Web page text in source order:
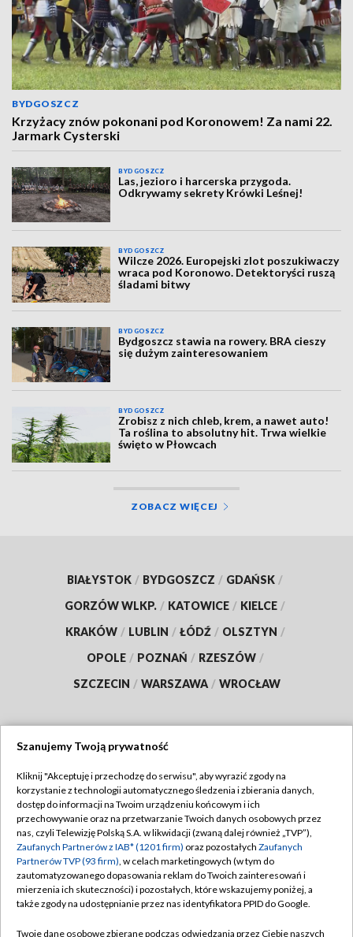
BYDGOSZCZ
Krzyżacy znów pokonani pod Koronowem! Za nami 22.
Jarmark Cysterski
BYDGOSZCZ
Las, jezioro i harcerska przygoda.
Odkrywamy sekrety Krówki Leśnej!
BYDGOSZCZ
Wilcze 2026. Europejski zlot poszukiwaczy
wraca pod Koronowo. Detektoryści ruszą
śladami bitwy
BYDGOSZCZ
Bydgoszcz stawia na rowery. BRA cieszy
się dużym zainteresowaniem
BYDGOSZCZ
Zrobisz z nich chleb, krem, a nawet auto!
Ta roślina to absolutny hit. Trwa wielkie
święto w Płowcach
ZOBACZ WIĘCEJ
BIAŁYSTOK / BYDGOSZCZ / GDAŃSK /
GORZÓW WLKP. / KATOWICE / KIELCE /
KRAKÓW / LUBLIN / ŁÓDŹ / OLSZTYN /
OPOLE / POZNAŃ / RZESZÓW /
SZCZECIN / WARSZAWA / WROCŁAW
TVP
Abonament TVP
Emisja w TVP
Centrum informacji TVP
Naziemna Telewizja Cyfrowa
Regulamin TVP
Polityka prywatności
Moje zgody
Pomoc
Szanujemy Twoją prywatność
Kliknij "Akceptuję i przechodzę do serwisu", aby wyrazić zgody na
korzystanie z technologii automatycznego śledzenia i zbierania danych,
dostęp do informacji na Twoim urządzeniu końcowym i ich
przechowywanie oraz na przetwarzanie Twoich danych osobowych przez
nas, czyli Telewizję Polską S.A. w likwidacji (zwaną dalej również „TVP”),
Zaufanych Partnerów z IAB* (1201 firm) oraz pozostałych Zaufanych
Partnerów TVP (93 firm), w celach marketingowych (w tym do
zautomatyzowanego dopasowania reklam do Twoich zainteresowań i
mierzenia ich skuteczności) i pozostałych, które wskazujemy poniżej, a
także zgody na udostępnianie przez nas identyfikatora PPID do Google.
Twoje dane osobowe zbierane podczas odwiedzania przez Ciebie naszych